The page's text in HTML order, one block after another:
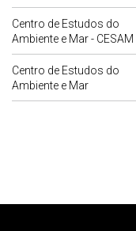
Centro de Estudos do
Ambiente e Mar - CESAM
Centro de Estudos do
Ambiente e Mar